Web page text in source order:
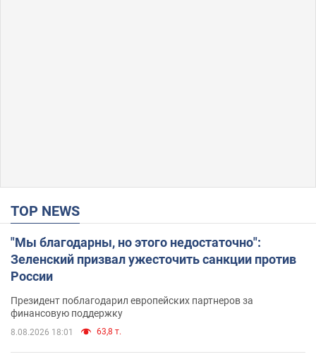
TOP NEWS
"Мы благодарны, но этого недостаточно":
Зеленский призвал ужесточить санкции против
России
Президент поблагодарил европейских партнеров за
финансовую поддержку
8.08.2026 18:01 63,8 т.